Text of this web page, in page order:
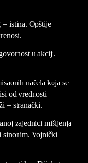
= istina. Opštije
u akciji.
načela koja se
od vrednosti
= stranački.
zajednici mišljenja
sinonim. Vojnički